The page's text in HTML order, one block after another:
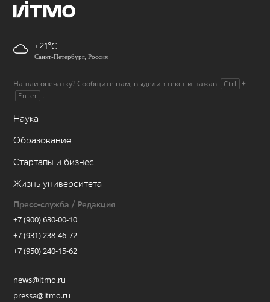
+21
Санкт-Петербург, Россия
Нашли опечатку? Сообщите нам, выделив текст и нажав Ctrl +
Enter .
Наука
Образование
Стартапы и бизнес
Жизнь университета
Пресс-служба / Редакция
+7 (900) 630-00-10
+7 (931) 238-46-72
+7 (950) 240-15-62
news@itmo.ru
pressa@itmo.ru